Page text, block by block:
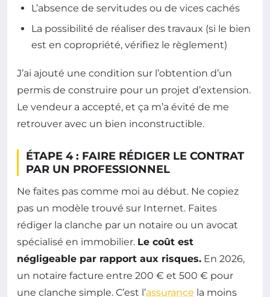
L’absence de servitudes ou de vices cachés
La possibilité de réaliser des travaux (si le bien
est en copropriété, vérifiez le règlement)
J’ai ajouté une condition sur l’obtention d’un
permis de construire pour un projet d’extension.
Le vendeur a accepté, et ça m’a évité de me
retrouver avec un bien inconstructible.
ÉTAPE 4 : FAIRE RÉDIGER LE CONTRAT
PAR UN PROFESSIONNEL
Ne faites pas comme moi au début. Ne copiez
pas un modèle trouvé sur Internet. Faites
rédiger la clanche par un notaire ou un avocat
spécialisé en immobilier. Le coût est
négligeable par rapport aux risques. En 2026,
un notaire facture entre 200 € et 500 € pour
une clanche simple. C’est l’assurance la moins